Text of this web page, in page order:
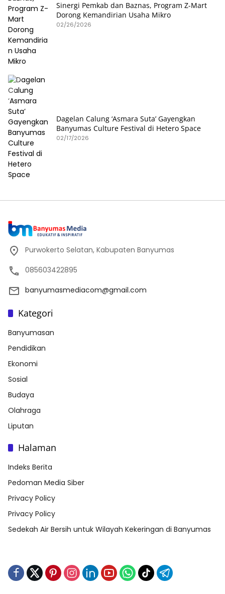
Sinergi Pemkab dan Baznas, Program Z-Mart
Dorong Kemandirian Usaha Mikro
02/26/2026
Dagelan Calung ‘Asmara Suta’ Gayengkan
Banyumas Culture Festival di Hetero Space
02/17/2026
Purwokerto Selatan, Kabupaten Banyumas
085603422895
banyumasmediacom@gmail.com
Kategori
Banyumasan
Pendidikan
Ekonomi
Sosial
Budaya
Olahraga
Liputan
Halaman
Indeks Berita
Pedoman Media Siber
Privacy Policy
Privacy Policy
Sedekah Air Bersih untuk Wilayah Kekeringan di Banyumas